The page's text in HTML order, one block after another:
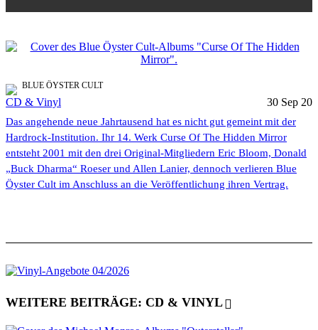
BLUE ÖYSTER CULT
CD & Vinyl 30 Sep 20
Das angehende neue Jahrtausend hat es nicht gut gemeint mit der
Hardrock-Institution. Ihr 14. Werk Curse Of The Hidden Mirror
entsteht 2001 mit den drei Original-Mitgliedern Eric Bloom, Donald
„Buck Dharma“ Roeser und Allen Lanier, dennoch verlieren Blue
Öyster Cult im Anschluss an die Veröffentlichung ihren Vertrag.
WEITERE BEITRÄGE: CD & VINYL